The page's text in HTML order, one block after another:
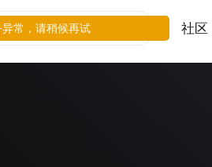
社区
异常，请稍候再试